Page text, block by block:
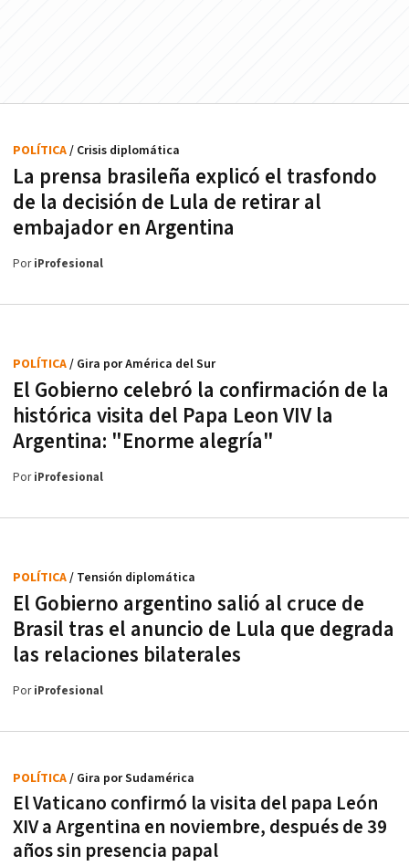
La prensa brasileña explicó el trasfondo
de la decisión de Lula de retirar al
embajador en Argentina
POLÍTICA/ Crisis diplomática
PoriProfesional
El Gobierno celebró la confirmación de la
histórica visita del Papa Leon VIV la
Argentina: "Enorme alegría"
POLÍTICA/ Gira por América del Sur
PoriProfesional
El Gobierno argentino salió al cruce de
Brasil tras el anuncio de Lula que degrada
las relaciones bilaterales
POLÍTICA/ Tensión diplomática
PoriProfesional
El Vaticano confirmó la visita del papa León
XIV a Argentina en noviembre, después de 39
años sin presencia papal
POLÍTICA/ Gira por Sudamérica